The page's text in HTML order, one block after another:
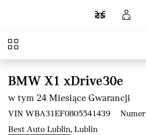
Przejdź do głównej treści
Porównaj
Przegląd
BMW X1 xDrive30e
w tym 24 Miesiące Gwarancji
VIN WBA31EF0805541439
Best Auto Lublin, Lublin